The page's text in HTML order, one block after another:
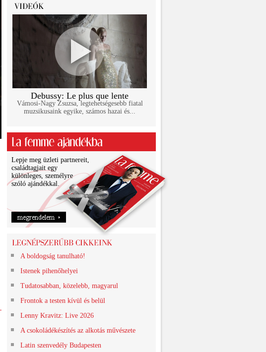
Debussy: Le plus que lente
Vámosi-Nagy Zsuzsa, legtehetségesebb fiatal
muzsikusaink egyike, számos hazai és...
Lepje meg üzleti partnereit,
családtagjait egy
különleges, személyre
szóló ajándékkal.
A boldogság tanulható!
Istenek pihenőhelyei
Tudatosabban, közelebb, magyarul
Frontok a testen kívül és belül
Lenny Kravitz: Live 2026
A csokoládékészítés az alkotás művészete
Latin szenvedély Budapesten